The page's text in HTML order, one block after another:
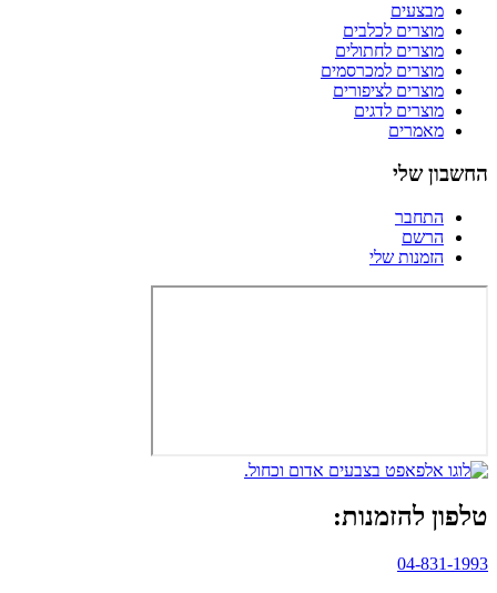
מבצעים
מוצרים לכלבים
מוצרים לחתולים
מוצרים למכרסמים
מוצרים לציפורים
מוצרים לדגים
מאמרים
החשבון שלי
התחבר
הרשם
הזמנות שלי
טלפון להזמנות:
04-831-1993